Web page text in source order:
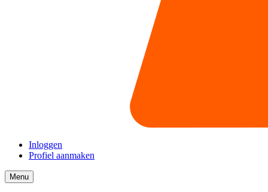
Inloggen
Profiel aanmaken
MenuMenu
collapsed